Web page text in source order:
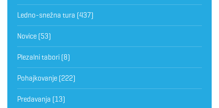
Ledno-snežna tura (437)
Novice (53)
Plezalni tabori (8)
Pohajkovanje (222)
Predavanja (13)